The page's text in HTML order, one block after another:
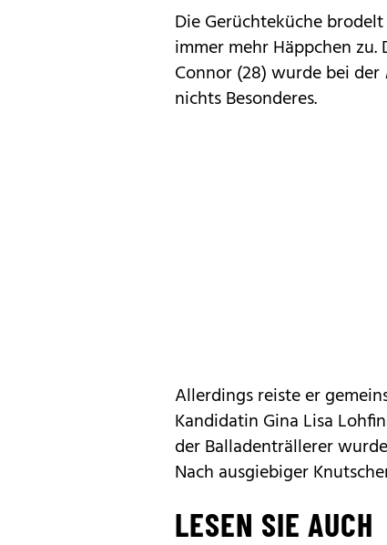
Die Gerüchteküche
immer mehr Häppchen zu.
Connor (28) wurde bei der
nichts Besonderes.
Allerdings reiste er
Kandidatin Gina Lisa
der Balladenträllerer
Nach ausgiebiger
LESEN SIE AUCH